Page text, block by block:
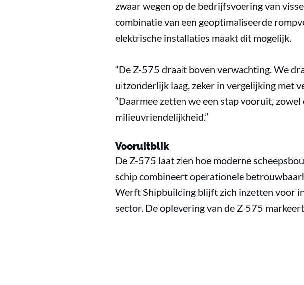
zwaar wegen op de bedrijfsvoering van
combinatie van een geoptimaliseerde
elektrische installaties maakt dit mogelijk.
“De Z-575 draait boven verwachting. We
uitzonderlijk laag, zeker in vergelijking met
“Daarmee zetten we een stap vooruit,
milieuvriendelijkheid.”
Vooruitblik
De Z-575 laat zien hoe moderne
schip combineert operationele
Werft Shipbuilding blijft zich inzetten voor
sector. De oplevering van de Z-575